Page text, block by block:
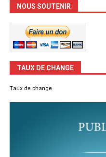
NOUS SOUTENIR
TAUX DE CHANGE
Taux de change